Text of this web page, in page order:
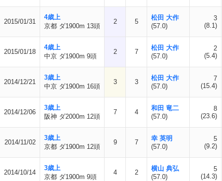
2015/01/31
4歳上
京都 ダ1900m 13頭
2 5
松田 大作
(57.0)
3
(8.1)
2015/01/18
4歳上
中京 ダ1900m 9頭
2 7
松田 大作
(57.0)
2
(5.4)
2014/12/21
3歳上
中京 ダ1900m 16頭
3 3
松田 大作
(57.0)
7
(15.4)
2014/12/06
3歳上
阪神 ダ2000m 12頭
7 4
和田 竜二
(57.0)
8
(23.6)
2014/11/02
3歳上
京都 ダ1900m 12頭
9 7
幸 英明
(57.0)
5
(9.2)
2014/10/14
3歳上
京都 ダ1900m 9頭
4 2
横山 典弘
(57.0)
5
(14.3)